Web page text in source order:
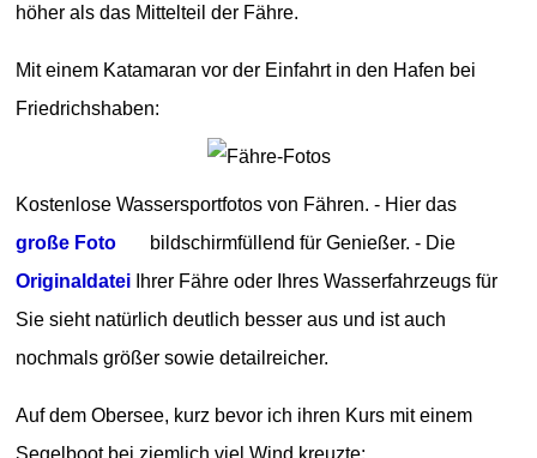
höher als das Mittelteil der Fähre.
Mit einem Katamaran vor der Einfahrt in den Hafen bei
Friedrichshaben:
Kostenlose Wassersportfotos von Fähren. - Hier das
große Foto
bildschirmfüllend für Genießer. - Die
Originaldatei Ihrer Fähre oder Ihres Wasserfahrzeugs für
Sie sieht natürlich deutlich besser aus und ist auch
nochmals größer sowie detailreicher.
Auf dem Obersee, kurz bevor ich ihren Kurs mit einem
Segelboot bei ziemlich viel Wind kreuzte: